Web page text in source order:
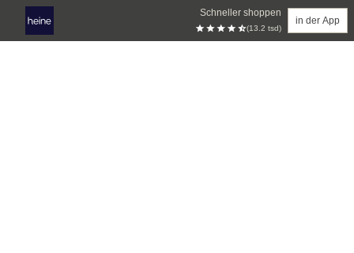
Schneller shoppen
(13.2 tsd)
in der App